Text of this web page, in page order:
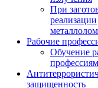
При
реализации
Рабочие
Обучение
профессиям
защищенность